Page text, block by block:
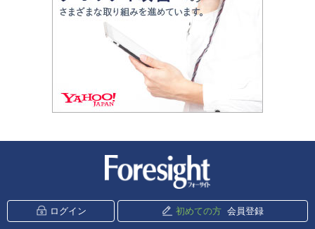
ログイン 初めての方 会員登録